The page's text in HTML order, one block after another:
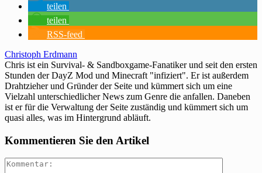
teilen
teilen
RSS-feed
Christoph Erdmann
Chris ist ein Survival- & Sandboxgame-Fanatiker und seit den ersten
Stunden der DayZ Mod und Minecraft "infiziert". Er ist außerdem
Drahtzieher und Gründer der Seite und kümmert sich um eine
Vielzahl unterschiedlicher News zum Genre die anfallen. Daneben
ist er für die Verwaltung der Seite zuständig und kümmert sich um
quasi alles, was im Hintergrund abläuft.
Kommentieren Sie den Artikel